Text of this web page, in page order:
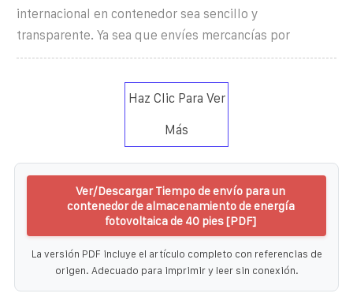
internacional en contenedor sea sencillo y
transparente. Ya sea que envíes mercancías por
Haz Clic Para Ver
Más
Ver/Descargar Tiempo de envío para un
contenedor de almacenamiento de energía
fotovoltaica de 40 pies [PDF]
La versión PDF incluye el artículo completo con referencias de
origen. Adecuado para imprimir y leer sin conexión.